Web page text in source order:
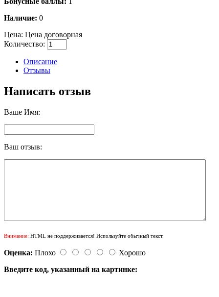
Наличие: 0
Цена: Цена договорная
Количество:
Описание
Отзывы
Написать отзыв
Ваше Имя:
Ваш отзыв:
Внимание: HTML не поддерживается! Используйте обычный текст.
Оценка: Плохо
Хорошо
Введите код, указанный на картинке: